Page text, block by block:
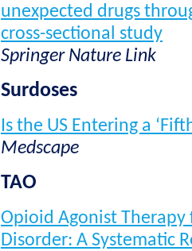
unexpected drugs
cross-sectional study
Springer Nature Link
Surdoses
Is the US Entering a
Medscape
TAO
Opioid Agonist Therapy
Disorder: A Systematic